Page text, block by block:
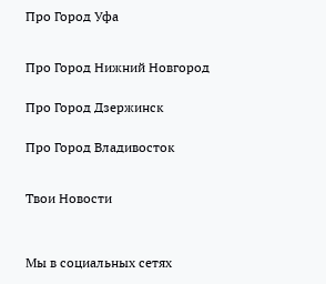
Про Город Уфа
Про Город Нижний Новгород
Про Город Дзержинск
Про Город Владивосток
Твои Новости
Мы в социальных сетях